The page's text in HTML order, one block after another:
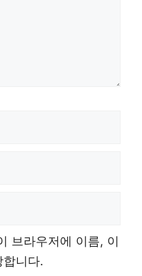
브라우저에 이름, 이
합니다.